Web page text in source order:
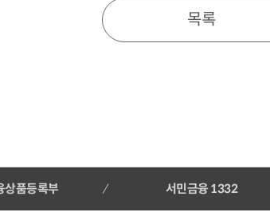
목록
상품등록부 서민금융 1332